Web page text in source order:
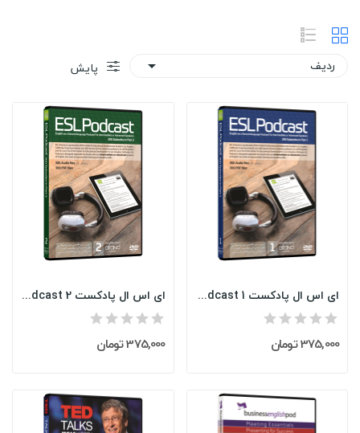
ردیف 
ای اس ال پادکست ESL Podcast 1
375,000 تومان
ای اس ال پادکست ESL Podcast 2
375,000 تومان